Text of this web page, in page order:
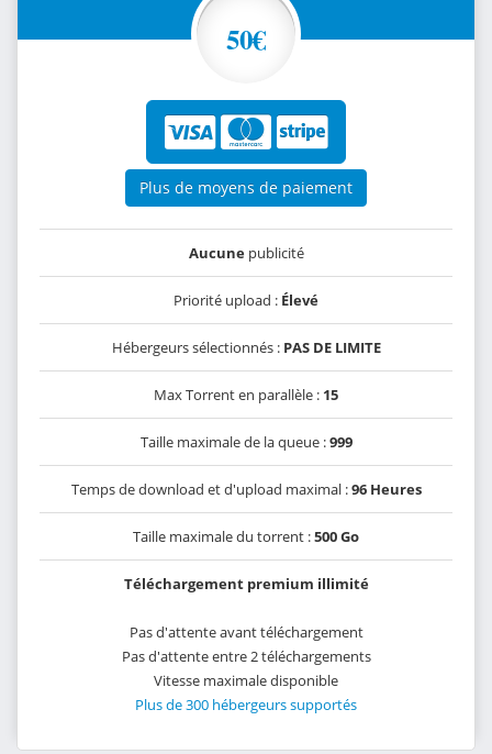
50€
Plus de moyens de paiement
Aucunepublicité
Priorité upload : Élevé
Hébergeurs sélectionnés : PAS DE LIMITE
Max Torrent en parallèle : 15
Taille maximale de la queue :999
Temps de download et d'upload maximal :96 Heures
Taille maximale du torrent :500 Go
Téléchargement premium illimité
Pas d'attente avant téléchargement
Pas d'attente entre 2 téléchargements
Vitesse maximale disponible
Plus de 300 hébergeurs supportés